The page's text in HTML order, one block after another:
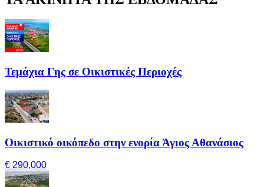
Τεμάχια Γης σε Οικιστικές Περιοχές
Οικιστικό οικόπεδο στην ενορία Άγιος Αθανάσιος
€ 290,000